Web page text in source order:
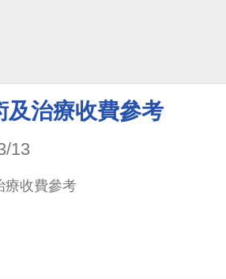
及治療收費參考
13
療收費參考